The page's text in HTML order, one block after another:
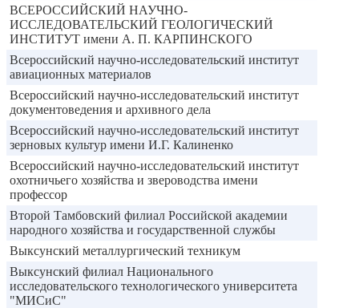
ВСЕРОССИЙСКИЙ НАУЧНО-
ИССЛЕДОВАТЕЛЬСКИЙ ГЕОЛОГИЧЕСКИЙ
ИНСТИТУТ имени А. П. КАРПИНСКОГО
Всероссийский научно-исследовательский институт
авиационных материалов
Всероссийский научно-исследовательский институт
документоведения и архивного дела
Всероссийский научно-исследовательский институт
зерновых культур имени И.Г. Калиненко
Всероссийский научно-исследовательский институт
охотничьего хозяйства и звероводства имени
профессор
Второй Тамбовский филиал Российской академии
народного хозяйства и государственной службы
Выксунский металлургический техникум
Выксунский филиал Национального
исследовательского технологического университета
"МИСиС"